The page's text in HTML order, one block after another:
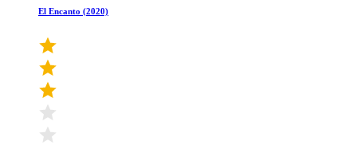
El Encanto (2020)